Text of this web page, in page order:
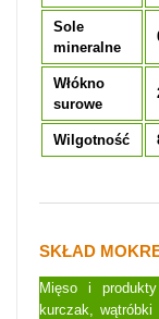
Sole
mineralne
Włókno
surowe
Wilgotność
SKŁAD
Mięso i
kurczak,